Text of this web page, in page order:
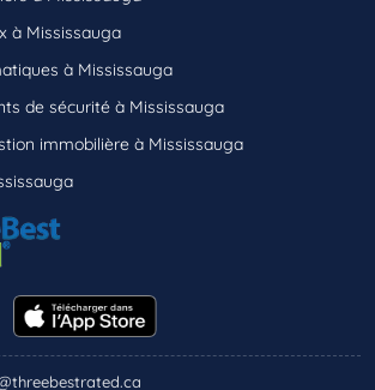
à Mississauga
à Mississauga
de sécurité à Mississauga
immobilière à Mississauga